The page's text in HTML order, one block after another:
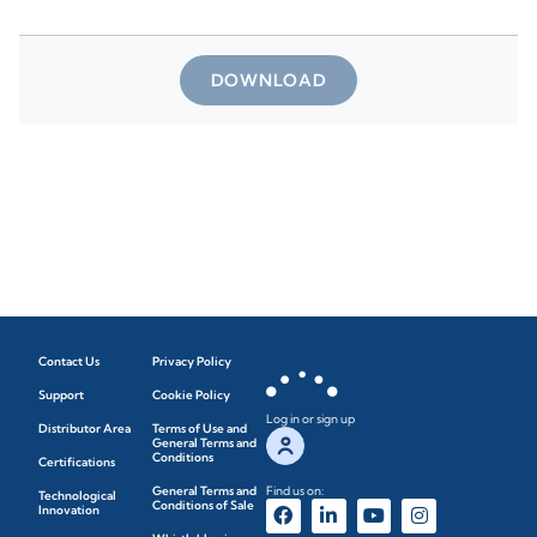
DOWNLOAD
Contact Us
Support
Distributor Area
Certifications
Technological
Innovation
Privacy Policy
Cookie Policy
Terms of Use and
General Terms and
Conditions
General Terms and
Conditions of Sale
Log in or sign up
Find us on: